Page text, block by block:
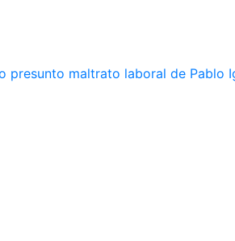
presunto maltrato laboral de Pablo